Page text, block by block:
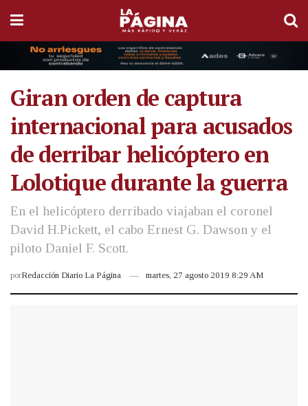
Giran orden de captura
internacional para acusados
de derribar helicóptero en
Lolotique durante la guerra
En el helicóptero derribado viajaban el coronel
David H.Pickett, el cabo Ernest G. Dawson y el
piloto Daniel F. Scott.
porRedacción Diario La Página martes, 27 agosto 2019 8:29 AM